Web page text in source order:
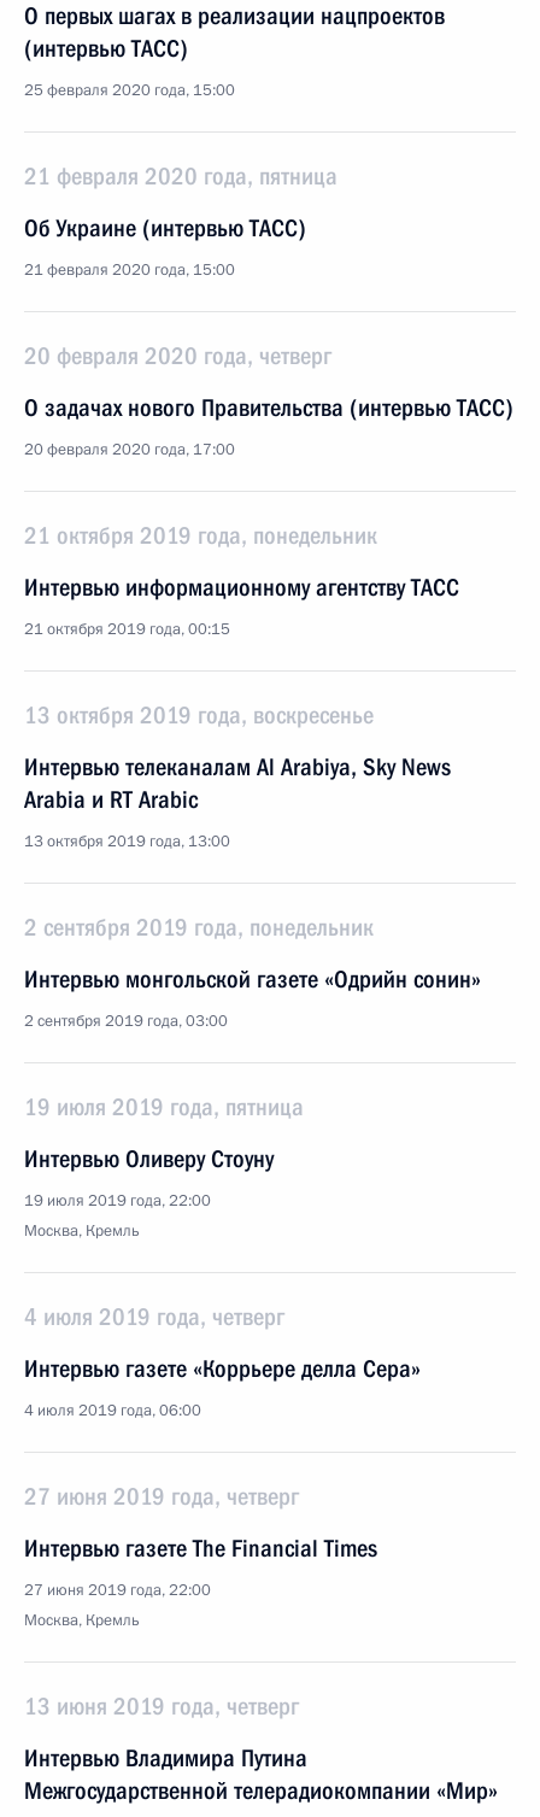
О первых шагах в реализации нацпроектов
(интервью ТАСС)
25 февраля 2020 года, 15:00
21 февраля 2020 года, пятница
Об Украине (интервью ТАСС)
21 февраля 2020 года, 15:00
20 февраля 2020 года, четверг
О задачах нового Правительства (интервью ТАСС)
20 февраля 2020 года, 17:00
21 октября 2019 года, понедельник
Интервью информационному агентству ТАСС
21 октября 2019 года, 00:15
13 октября 2019 года, воскресенье
Интервью телеканалам Al Arabiya, Sky News
Arabia и RT Arabic
13 октября 2019 года, 13:00
2 сентября 2019 года, понедельник
Интервью монгольской газете «Одрийн сонин»
2 сентября 2019 года, 03:00
19 июля 2019 года, пятница
Интервью Оливеру Стоуну
19 июля 2019 года, 22:00
Москва, Кремль
4 июля 2019 года, четверг
Интервью газете «Коррьере делла Сера»
4 июля 2019 года, 06:00
27 июня 2019 года, четверг
Интервью газете The Financial Times
27 июня 2019 года, 22:00
Москва, Кремль
13 июня 2019 года, четверг
Интервью Владимира Путина
Межгосударственной телерадиокомпании «Мир»